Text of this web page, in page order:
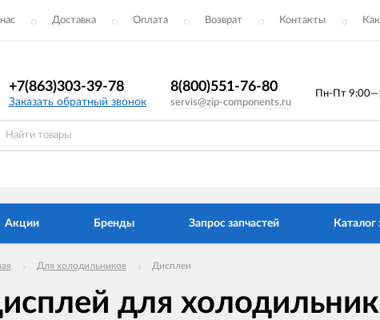
Доставка Оплата Возврат Контакты
+7(863)303-39-78
Заказать обратный звонок
8(800)551-76-80
servis@zip-components.ru
Пн-Пт
Акции Бренды Запрос запчастей Каталог
Для холодильников Дисплеи
для